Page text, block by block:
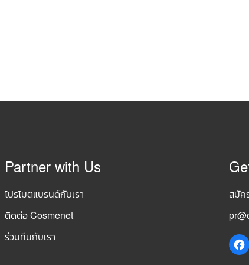
Partner with Us
โปรโมตแบรนด์กับเรา
ติดต่อ Cosmenet
ร่วมทีมกับเรา
สมัค